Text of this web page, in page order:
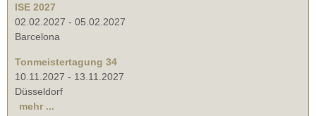
ISE 2027
02.02.2027 - 05.02.2027
Barcelona
Tonmeistertagung 34
10.11.2027 - 13.11.2027
Düsseldorf
mehr ...